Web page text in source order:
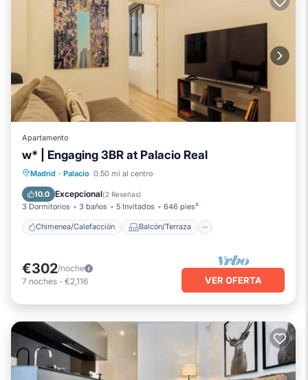
Apartamento
w* | Engaging 3BR at Palacio Real
Madrid · Palacio 0.50 mi al centro
10.0 Excepcional(2 Reseñas)
3 Dormitorios 3 baños 5 Invitados 646 pies²
Chimenea/Calefacción Balcón/Terraza
Chimenea/Calefacción
Cocina
Aire acondicionado
€302/noche
7 noches - €2,116 VER OFERTA